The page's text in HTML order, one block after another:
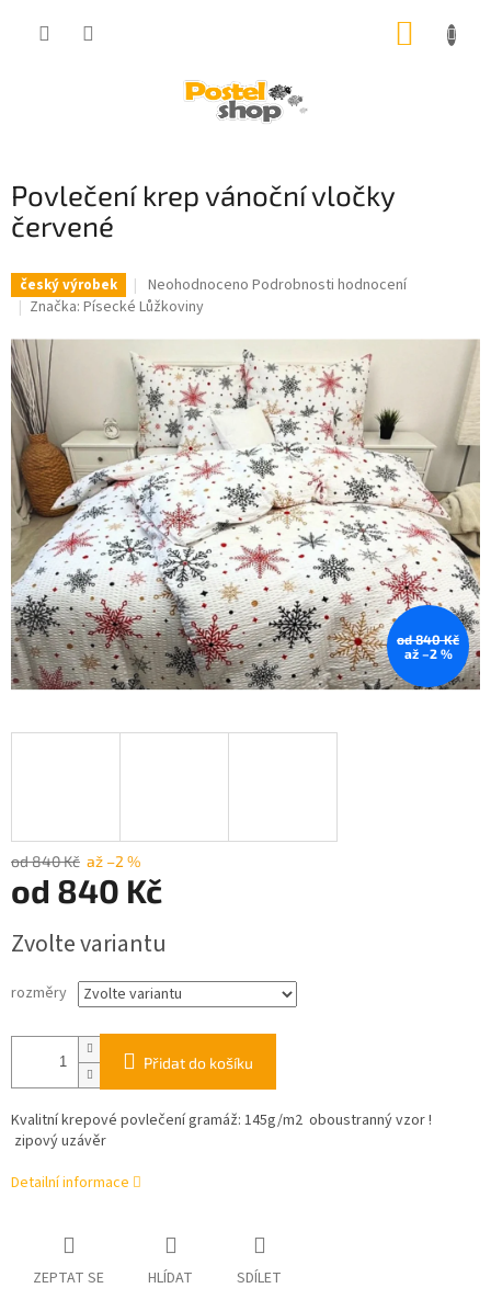
Povlečení krep vánoční vločky
červené
český výrobek
Průměrné
hodnocení
je
0,0
z
5
hvězdiček.
Neohodnoceno Podrobnosti hodnocení
Značka: Písecké Lůžkoviny
od 840 Kč
až –2 %
od 840 Kč až –2 %
od 840 Kč
cena:
Zvolte variantu
rozměry
Přidat do košíku
Kvalitní krepové povlečení gramáž: 145g/m2 oboustranný vzor !
zipový uzávěr
Detailní informace
ZEPTAT SE HLÍDAT SDÍLET